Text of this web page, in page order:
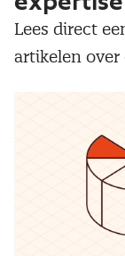
Lees direct
artikelen over